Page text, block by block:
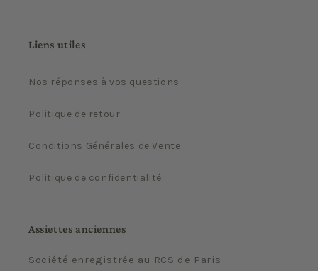
Liens utiles
Nos réponses à vos questions
Politique de retour
Conditions Générales de Vente
Politique de confidentialité
Assiettes anciennes
Société enregistrée au RCS de Paris